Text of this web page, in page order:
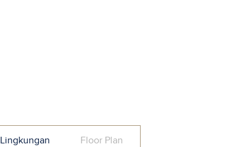
Lingkungan Floor Plan